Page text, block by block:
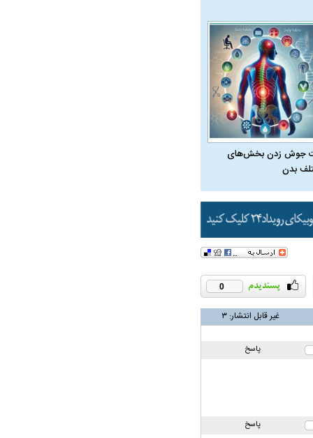
جوش زدن بخش‌های
بدن
0
غیر قابل انتشار: ۳
پاسخ
پاسخ
اقلیتی می‌گوید اگر
امام زمان زودتر
به فال و طالع‌بینی